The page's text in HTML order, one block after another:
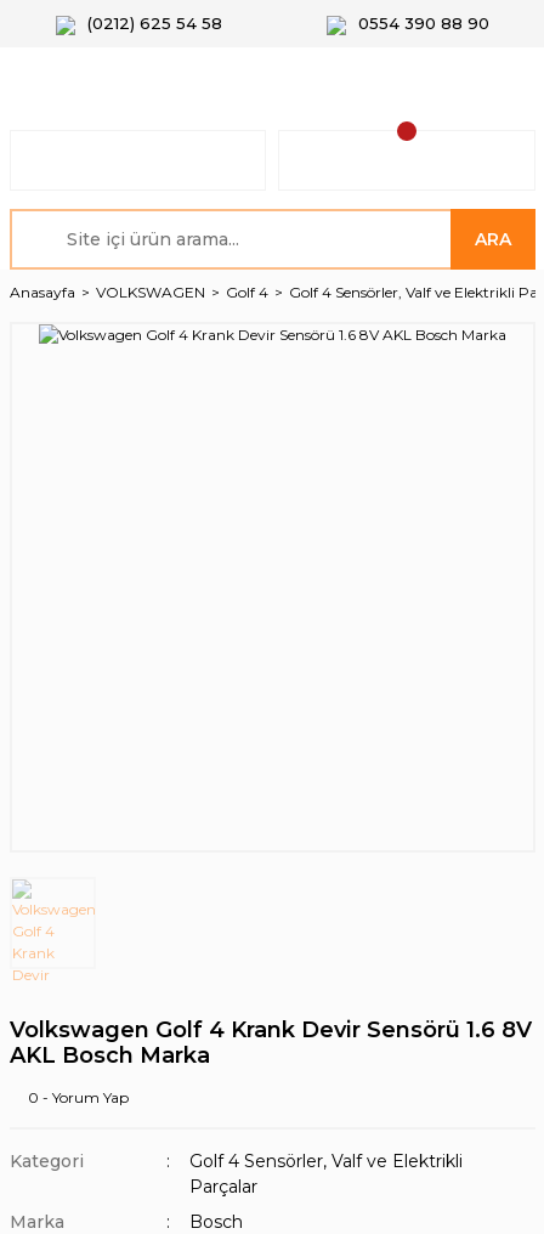
(0212) 625 54 58 0554 390 88 90
ARA
Anasayfa VOLKSWAGEN Golf 4 Golf 4 Sensörler, Valf ve Elektrikli
Volkswagen Golf 4 Krank Devir Sensörü 1.6 8V
AKL Bosch Marka
0 - Yorum Yap
Kategori
Golf 4 Sensörler, Valf ve Elektrikli
Parçalar
Marka
Bosch